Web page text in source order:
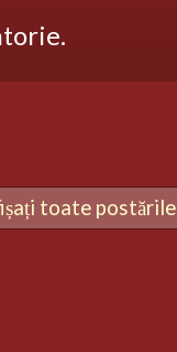
toate postările